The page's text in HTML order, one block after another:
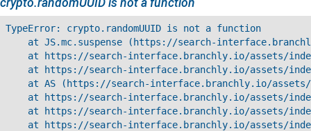
TypeError: crypto.randomUUID is not a function
at JS.mc.suspense (https://search-
at https://search-interface.branchly.io/assets/
at https://search-interface.branchly.io/assets/
at AS (https://search-interface.branchly.io/
at https://search-interface.branchly.io/assets/
at https://search-interface.branchly.io/assets/
at https://search-interface.branchly.io/assets/